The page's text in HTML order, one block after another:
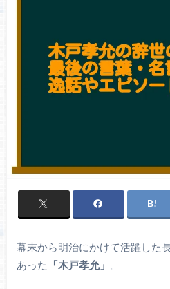
幕末から明治にかけて活躍した
あった 「木戸孝允」 。